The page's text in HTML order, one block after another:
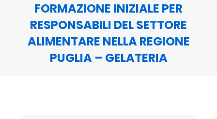
FORMAZIONE INIZIALE PER
RESPONSABILI DEL SETTORE
ALIMENTARE NELLA REGIONE
PUGLIA – GELATERIA